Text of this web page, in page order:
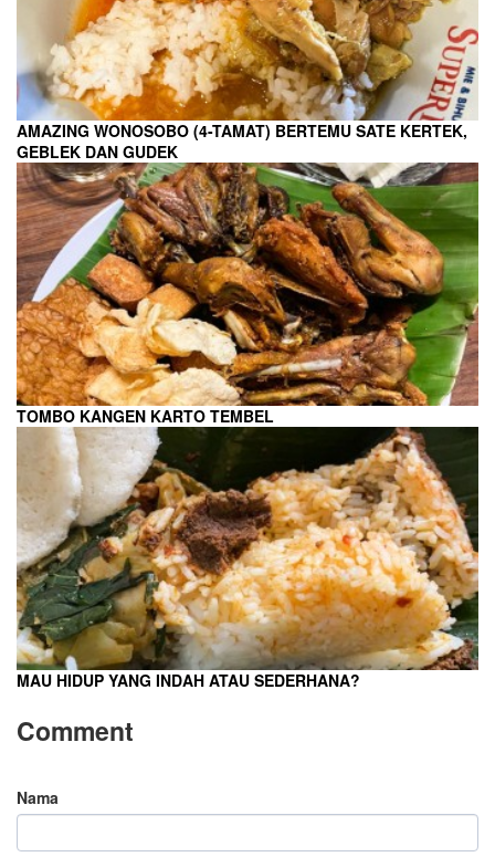
AMAZING WONOSOBO (4-TAMAT) BERTEMU SATE KERTEK,
GEBLEK DAN GUDEK
TOMBO KANGEN KARTO TEMBEL
MAU HIDUP YANG INDAH ATAU SEDERHANA?
Comment
Nama